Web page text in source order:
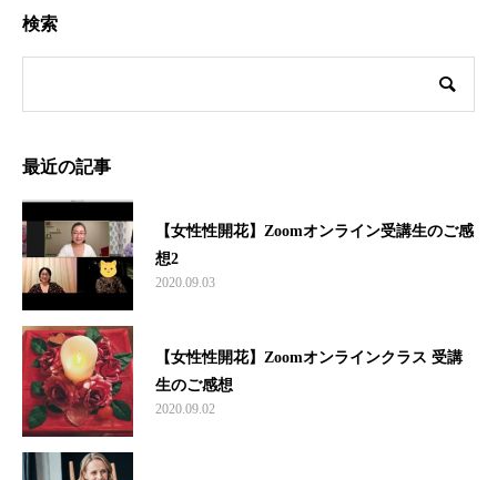
検索
最近の記事
【女性性開花】Zoomオンライン受講生のご感
想2
2020.09.03
【女性性開花】Zoomオンラインクラス 受講
生のご感想
2020.09.02